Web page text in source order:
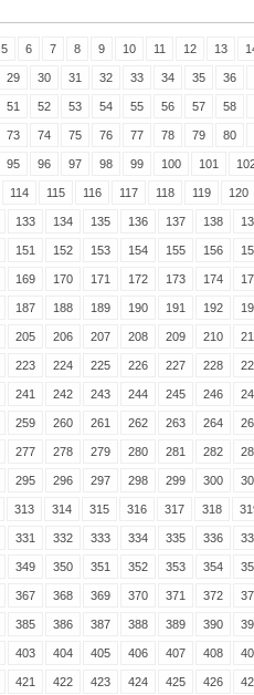
5 6 7 8 9 10 11 12 13
29 30 31 32 33 34 35 36
51 52 53 54 55 56 57 58
73 74 75 76 77 78 79 80
95 96 97 98 99 100 101
114 115 116 117 118 119 120
133 134 135 136 137 138
151 152 153 154 155 156
169 170 171 172 173 174
187 188 189 190 191 192
205 206 207 208 209 210
223 224 225 226 227 228
241 242 243 244 245 246
259 260 261 262 263 264
277 278 279 280 281 282
295 296 297 298 299 300
313 314 315 316 317 318
331 332 333 334 335 336
349 350 351 352 353 354
367 368 369 370 371 372
385 386 387 388 389 390
403 404 405 406 407 408
421 422 423 424 425 426